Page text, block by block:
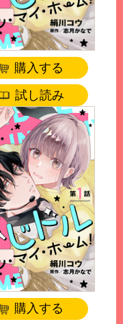
購入する
試し読み
購入する